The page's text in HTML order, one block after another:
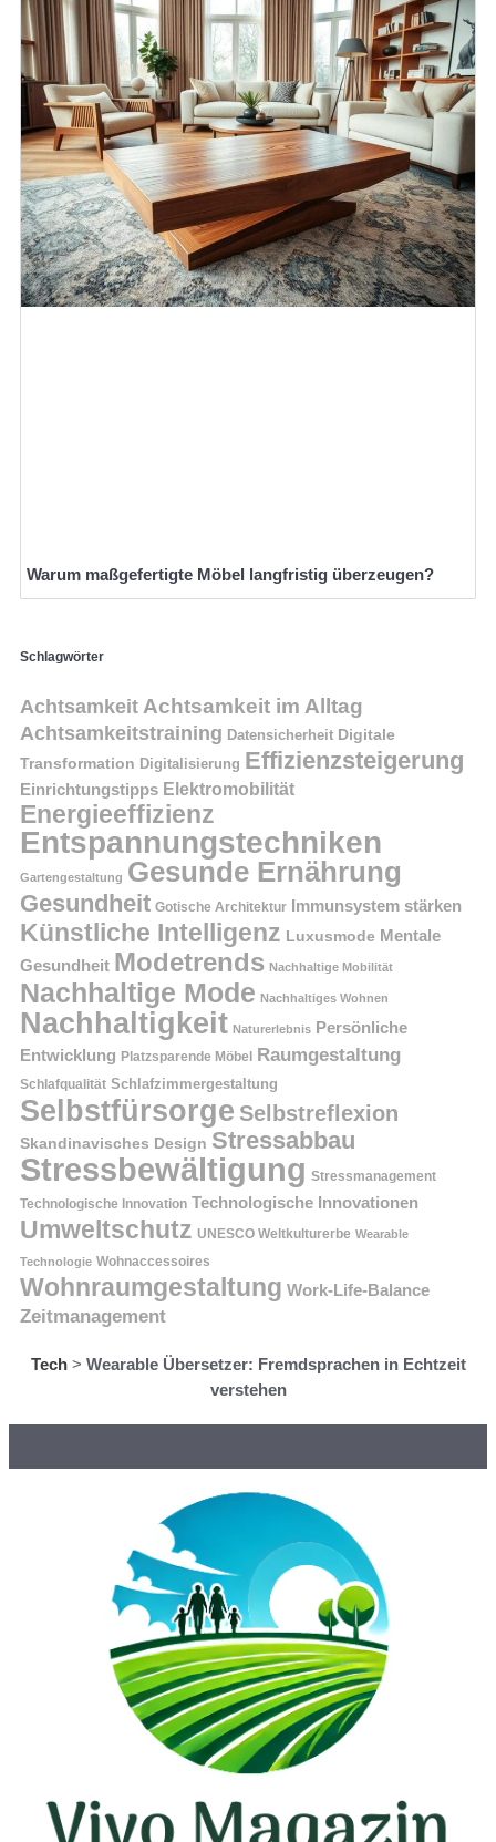
Warum maßgefertigte Möbel langfristig überzeugen?
Schlagwörter
Achtsamkeit Achtsamkeit im Alltag
Achtsamkeitstraining Datensicherheit Digitale
Transformation Digitalisierung Effizienzsteigerung
Einrichtungstipps Elektromobilität
Energieeffizienz
Entspannungstechniken
Gartengestaltung Gesunde Ernährung
Gesundheit Gotische Architektur Immunsystem stärken
Künstliche Intelligenz Luxusmode Mentale
Gesundheit Modetrends Nachhaltige Mobilität
Nachhaltige Mode Nachhaltiges Wohnen
Nachhaltigkeit Naturerlebnis Persönliche
Entwicklung Platzsparende Möbel Raumgestaltung
Schlafqualität Schlafzimmergestaltung
Selbstfürsorge Selbstreflexion
Skandinavisches Design Stressabbau
Stressbewältigung Stressmanagement
Technologische Innovation Technologische Innovationen
Umweltschutz UNESCO Weltkulturerbe Wearable
Technologie Wohnaccessoires
Wohnraumgestaltung Work-Life-Balance
Zeitmanagement
Tech> Wearable Übersetzer: Fremdsprachen in Echtzeit
verstehen